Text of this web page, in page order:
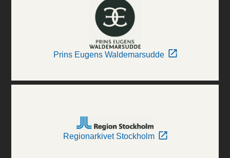
Prins Eugens Waldemarsudde
Regionarkivet Stockholm